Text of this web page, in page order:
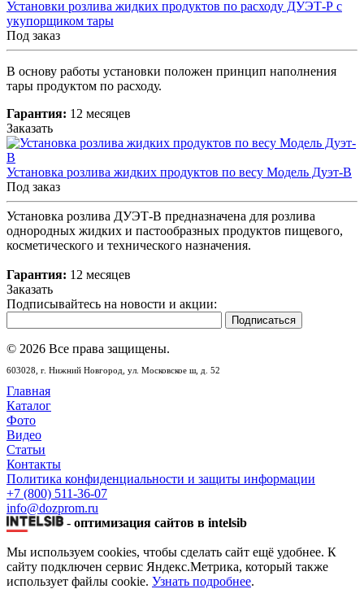
Установки розлива жидких продуктов по расходу ДУЭТ-Р с
укупорщиком тары
Под заказ
В основу работы установки положен принцип наполнения
тары продуктом по расходу.
Гарантия: 12 месяцев
Заказать
Установка розлива жидких продуктов по весу Модель Дуэт-В
Под заказ
Установка розлива ДУЭТ-В предназначена для розлива
однородных жидких и пастообразных продуктов пищевого,
косметического и технического назначения.
Гарантия: 12 месяцев
Заказать
Подписывайтесь на новости и акции:
© 2026 Все права защищены.
603028, г. Нижний Новгород, ул. Московское ш, д. 52
Главная
Каталог
Фото
Видео
Статьи
Контакты
Политика конфиденциальности и защиты информации
+7 (800) 511-36-07
info@dozprom.ru
- оптимизация сайтов в intelsib
Мы используем cookies, чтобы сделать сайт ещё удобнее. К
сайту подключен сервис Яндекс.Метрика, который также
использует файлы cookie. Узнать подробнее.